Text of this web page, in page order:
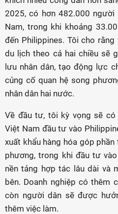
2025, có hơn 482.000 người
Nam, trong khi khoảng
đến Philippines. Tôi cho
du lịch theo cả hai chiều sẽ
lưu nhân dân, tạo động lực
củng cố quan hệ song
nhân dân hai nước.
Về đầu tư, tôi kỳ vọng sẽ có
Việt Nam đầu tư vào
xuất khẩu hàng hóa góp
phương, trong khi đầu tư
nền tảng hợp tác lâu dài và
bên. Doanh nghiệp có thêm
còn người dân sẽ được
thêm việc làm.